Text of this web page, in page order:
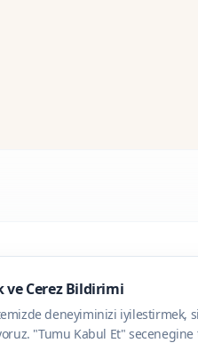
ve Cerez Bildirimi
deneyiminizi iyilestirmek,
"Tumu Kabul Et"